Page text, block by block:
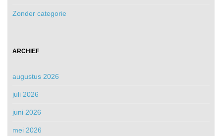
Zonder categorie
ARCHIEF
augustus 2026
juli 2026
juni 2026
mei 2026